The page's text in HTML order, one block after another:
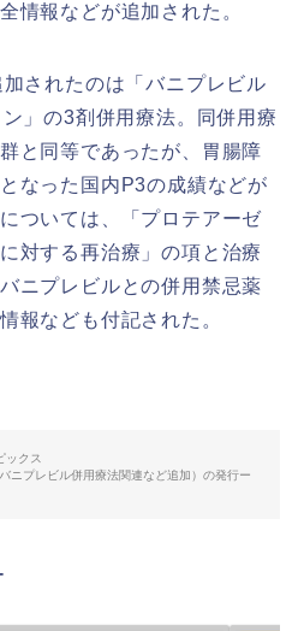
情報などが追加された。
されたのは「バニプレビル
」の3剤併用療法。同併用療
と同等であったが、胃腸障
なった国内P3の成績などが
ついては、「プロテアーゼ
対する再治療」の項と治療
ニプレビルとの併用禁忌薬
報なども付記された。
ックス
ニプレビル併用療法関連など追加）の発行ー